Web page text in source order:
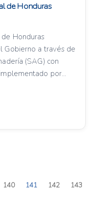
de Honduras
Honduras
Gobierno a través de
(SAG) con
por...
140 141 142 143